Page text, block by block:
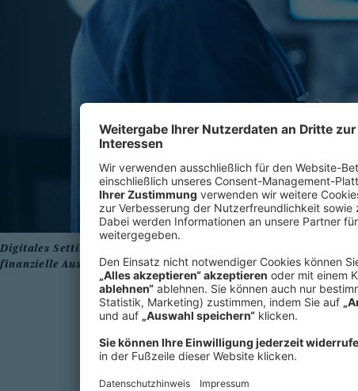
Digitales Setting im Krankenhaus. Mit dem
finanzielle Ausstattung, um ihre Digitalisierungspläne auch
konkrete
nur die